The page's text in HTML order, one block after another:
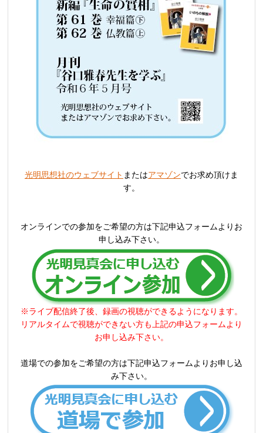
光明思想社のウェブサイト またはアマゾンでお求め頂けま
す。
オンラインでの参加をご希望の方は下記申込フォームよりお
申し込み下さい。
※ライブ配信終了後、録画の視聴ができるようになります。
リアルタイムで視聴ができない方も上記の申込フォームより
お申し込み下さい。
道場での参加をご希望の方は下記申込フォームよりお申し込
み下さい。